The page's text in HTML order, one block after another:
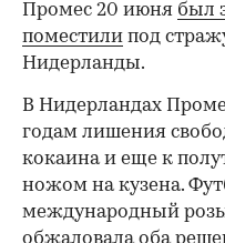
00:00 /
Промес 20 июня был
поместили под
Нидерланды.
В Нидерландах
годам лишения
кокаина и еще к
ножом на кузена.
международный